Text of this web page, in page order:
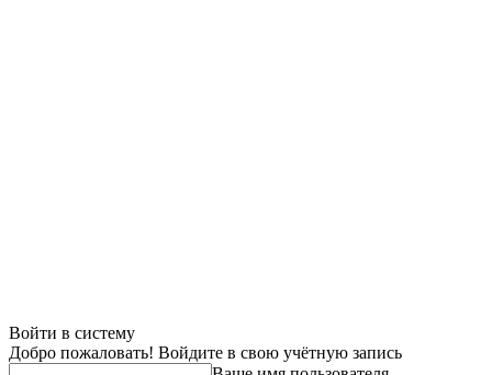
Войти в систему
Добро пожаловать! Войдите в свою учётную запись